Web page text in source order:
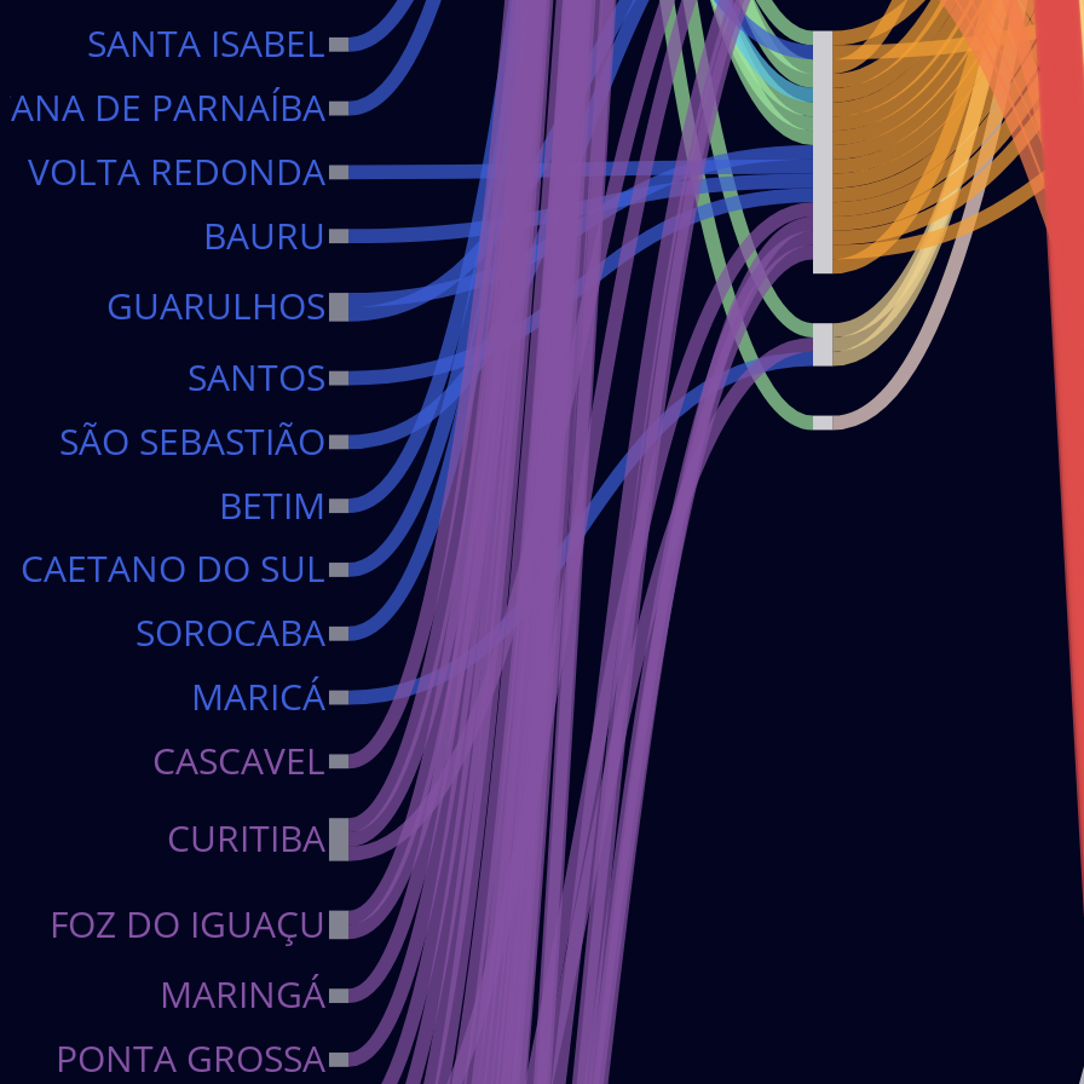
MAPEO DE LA EVOLUCIÓN DE COVID-19
SUMINISTRO DE INFORMACIONES
IDENTIFICACIÓN DE PERSONAS
SANTA ISABEL
DE PARNAÍBA
VOLTA REDONDA
BAURU
GUARULHOS
SANTOS
SÃO SEBASTIÃO
BETIM
CAETANO DO SUL
SOROCABA
MARICÁ
CASCAVEL
CURITIBA
FOZ DO IGUAÇU
MARINGÁ
PONTA GROSSA